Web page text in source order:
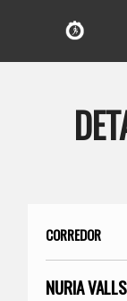
CORREDOR
NURIA